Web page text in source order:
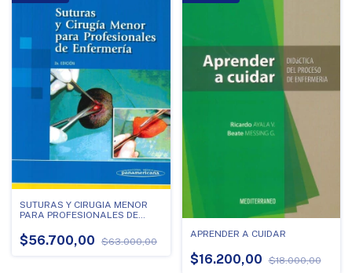
SUTURAS Y CIRUGIA MENOR
PARA PROFESIONALES DE
$56.700,00 $63.000,00
APRENDER A CUIDAR
$16.200,00 $18.000,00